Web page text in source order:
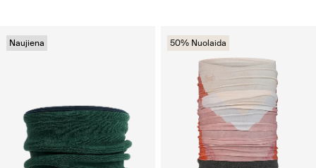
Naujiena 50% Nuolaida